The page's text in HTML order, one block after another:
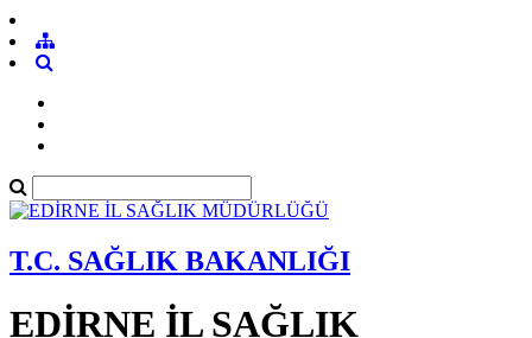
T.C. SAĞLIK BAKANLIĞI
EDİRNE İL SAĞLIK